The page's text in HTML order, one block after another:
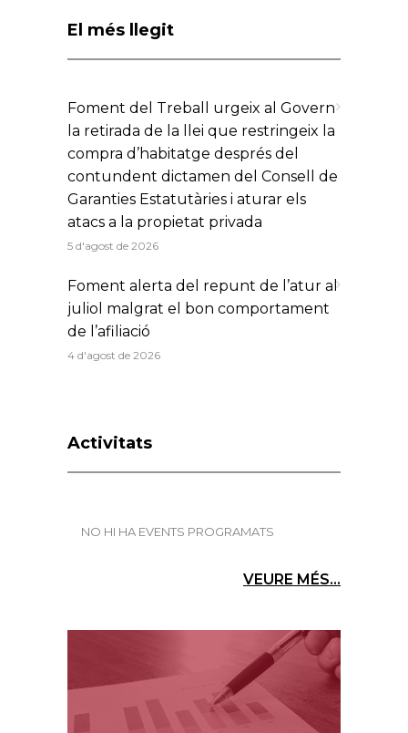
El més llegit
Foment del Treball urgeix al Govern
la retirada de la llei que restringeix la
compra d’habitatge després del
contundent dictamen del Consell de
Garanties Estatutàries i aturar els
atacs a la propietat privada
5 d'agost de 2026
Foment alerta del repunt de l’atur al
juliol malgrat el bon comportament
de l’afiliació
4 d'agost de 2026
Activitats
NO HI HA EVENTS PROGRAMATS
VEURE MÉS...